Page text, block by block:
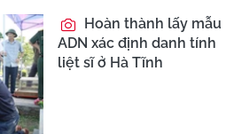
Hoàn thành lấy mẫu
ADN xác định danh tính
liệt sĩ ở Hà Tĩnh